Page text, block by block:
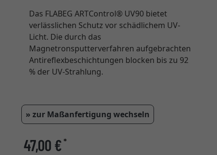
Das FLABEG ARTControl® UV90 bietet
verlässlichen Schutz vor schädlichem UV-
Licht. Die durch das
Magnetronsputterverfahren aufgebrachten
Antireflexbeschichtungen blocken bis zu 92
% der UV-Strahlung.
» zur Maßanfertigung wechseln
47,00 €*